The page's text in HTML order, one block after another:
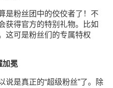
是粉丝团中的佼佼者了！不
获得官方的特别礼物。比如
这可是粉丝们的专属特权
加冕
说是真正的“超级粉丝”了。除